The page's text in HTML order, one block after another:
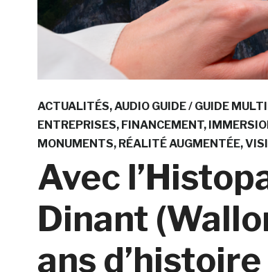
ACTUALITÉS AUDIO GUIDE / GUIDE
ENTREPRISES FINANCEMENT
MONUMENTS RÉALITÉ AUGMENTÉE
Avec
Dinant
ans